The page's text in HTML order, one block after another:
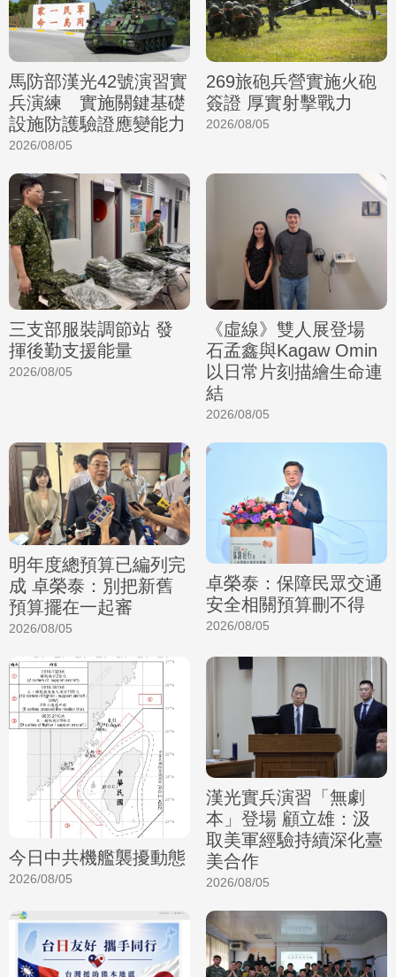
馬防部漢光42號演習實
兵演練 實施關鍵基礎
設施防護驗證應變能力
2026/08/05
269旅砲兵營實施火砲
簽證 厚實射擊戰力
2026/08/05
三支部服裝調節站 發
揮後勤支援能量
2026/08/05
《虛線》雙人展登場
石孟鑫與Kagaw Omin
以日常片刻描繪生命連
結
2026/08/05
明年度總預算已編列完
成 卓榮泰：別把新舊
預算擺在一起審
2026/08/05
卓榮泰：保障民眾交通
安全相關預算刪不得
2026/08/05
今日中共機艦襲擾動態
2026/08/05
漢光實兵演習「無劇
本」登場 顧立雄：汲
取美軍經驗持續深化臺
美合作
2026/08/05